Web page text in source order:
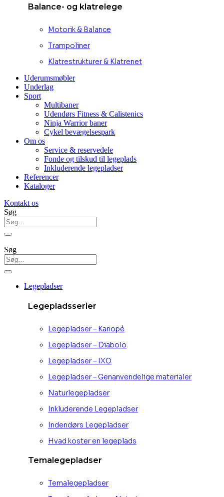
Balance- og klatrelege
Motorik & Balance
Trampoliner
Klatrestrukturer & Klatrenet
Uderumsmøbler
Underlag
Sport
Multibaner
Udendørs Fitness & Calistenics
Ninja Warrior baner
Cykel bevægelsespark
Om os
Service & reservedele
Fonde og tilskud til legeplads
Inkluderende legepladser
Referencer
Kataloger
Kontakt os
Søg
Søg
Legepladser
Legepladsserier
Legepladser – Kanopé
Legepladser – Diabolo
Legepladser – IXO
Legepladser – Genanvendelige materialer
Naturlegepladser
Inkluderende Legepladser
Indendørs Legepladser
Hvad koster en legeplads
Temalegepladser
Temalegepladser